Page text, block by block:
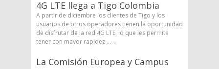
4G LTE llega a Tigo Colombia
A partir de diciembre los clientes de Tigo y los
usuarios de otros operadores tienen la oportunidad
de disfrutar de la red 4G LTE, lo que les permite
tener con mayor rapidez ...→
La Comisión Europea y Campus